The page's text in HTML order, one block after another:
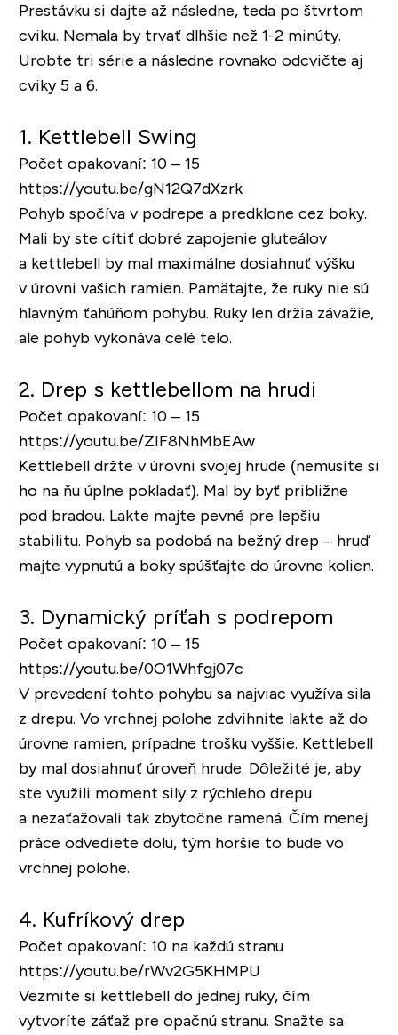
Prestávku si dajte až následne, teda po štvrtom
cviku. Nemala by trvať dlhšie než 1-2 minúty.
Urobte tri série a následne rovnako odcvičte aj
cviky 5 a 6.
1. Kettlebell Swing
Počet opakovaní: 10 – 15
https://youtu.be/gN12Q7dXzrk
Pohyb spočíva v podrepe a predklone cez boky.
Mali by ste cítiť dobré zapojenie gluteálov
a kettlebell by mal maximálne dosiahnuť výšku
v úrovni vašich ramien. Pamätajte, že ruky nie sú
hlavným ťahúňom pohybu. Ruky len držia závažie,
ale pohyb vykonáva celé telo.
2. Drep s kettlebellom na hrudi
Počet opakovaní: 10 – 15
https://youtu.be/ZIF8NhMbEAw
Kettlebell držte v úrovni svojej hrude (nemusíte si
ho na ňu úplne pokladať). Mal by byť približne
pod bradou. Lakte majte pevné pre lepšiu
stabilitu. Pohyb sa podobá na bežný drep – hruď
majte vypnutú a boky spúšťajte do úrovne kolien.
3. Dynamický príťah s podrepom
Počet opakovaní: 10 – 15
https://youtu.be/0O1Whfgj07c
V prevedení tohto pohybu sa najviac využíva sila
z drepu. Vo vrchnej polohe zdvihnite lakte až do
úrovne ramien, prípadne trošku vyššie. Kettlebell
by mal dosiahnuť úroveň hrude. Dôležité je, aby
ste využili moment sily z rýchleho drepu
a nezaťažovali tak zbytočne ramená. Čím menej
práce odvediete dolu, tým horšie to bude vo
vrchnej polohe.
4. Kufríkový drep
Počet opakovaní: 10 na každú stranu
https://youtu.be/rWv2G5KHMPU
Vezmite si kettlebell do jednej ruky, čím
vytvoríte záťaž pre opačnú stranu. Snažte sa